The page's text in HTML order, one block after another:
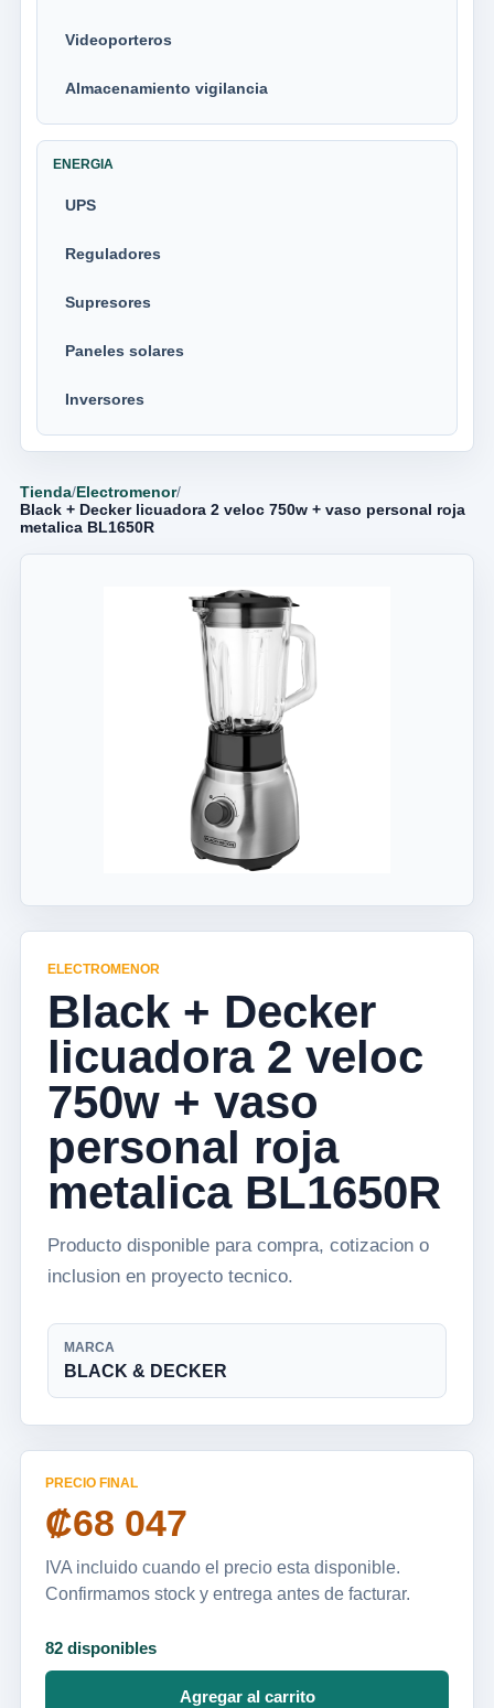
Videoporteros
Almacenamiento vigilancia
ENERGIA
UPS
Reguladores
Supresores
Paneles solares
Inversores
Tienda/Electromenor/
Black + Decker licuadora 2 veloc 750w + vaso personal roja
metalica BL1650R
ELECTROMENOR
Black + Decker
licuadora 2 veloc
750w + vaso
personal roja
metalica BL1650R
Producto disponible para compra, cotizacion o
inclusion en proyecto tecnico.
MARCA
BLACK & DECKER
PRECIO FINAL
₡68 047
IVA incluido cuando el precio esta disponible.
Confirmamos stock y entrega antes de facturar.
82 disponibles
Agregar al carrito